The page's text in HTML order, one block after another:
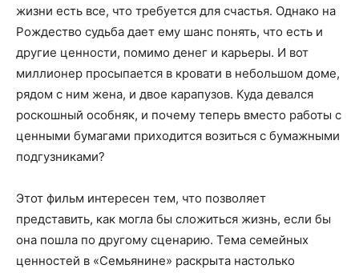
жизни есть все, что требуется для счастья. Однако на
Рождество судьба дает ему шанс понять, что есть и
другие ценности, помимо денег и карьеры. И вот
миллионер просыпается в кровати в небольшом доме,
рядом с ним жена, и двое карапузов. Куда девался
роскошный особняк, и почему теперь вместо работы с
ценными бумагами приходится возиться с бумажными
подгузниками?
Этот фильм интересен тем, что позволяет
представить, как могла бы сложиться жизнь, если бы
она пошла по другому сценарию. Тема семейных
ценностей в «Семьянине» раскрыта настолько